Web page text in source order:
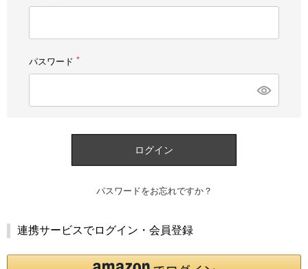
パスワード
ログイン
パスワードをお忘れですか？
連携サービスでログイン・会員登録